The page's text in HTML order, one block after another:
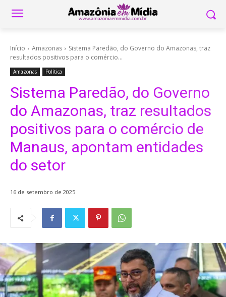
Início Amazonas
Sistema Paredão, do Governo do Amazonas, traz
resultados positivos para o comércio...
Amazonas Política
Sistema Paredão, do Governo
do Amazonas, traz resultados
positivos para o comércio de
Manaus, apontam entidades
do setor
16 de setembro de 2025